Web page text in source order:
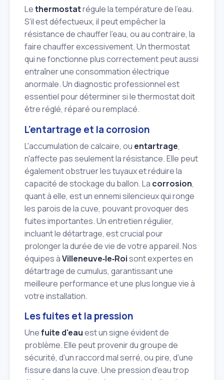
Lethermostatrégule la température de l'eau.
S'il est défectueux, il peut empêcher la
résistance de chauffer l'eau, ou au contraire, la
faire chauffer excessivement. Un thermostat
qui ne fonctionne plus correctement peut aussi
entraîner une consommation électrique
anormale. Un diagnostic professionnel est
essentiel pour déterminer si le thermostat doit
être réglé, réparé ou remplacé.
L'entartrage et la corrosion
L'accumulation de calcaire, ou entartrage,
n'affecte pas seulement la résistance. Elle peut
également obstruer les tuyaux et réduire la
capacité de stockage du ballon. La corrosion,
quant à elle, est un ennemi silencieux qui ronge
les parois de la cuve, pouvant provoquer des
fuites importantes. Un entretien régulier,
incluant le détartrage, est crucial pour
prolonger la durée de vie de votre appareil. Nos
équipes àVilleneuve‑le‑Roisont expertes en
détartrage de cumulus, garantissant une
meilleure performance et une plus longue vie à
votre installation.
Les fuites et la pression
Unefuite d'eauest un signe évident de
problème. Elle peut provenir du groupe de
sécurité, d'un raccord mal serré, ou pire, d'une
fissure dans la cuve. Une pression d'eau trop